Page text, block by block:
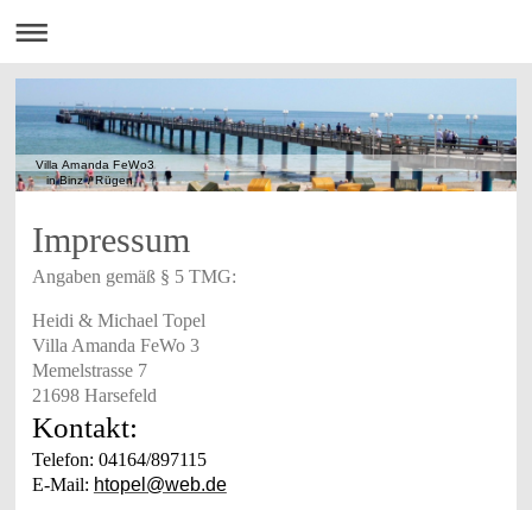
Villa Amanda FeWo3
in Binz / Rügen
Impressum
Angaben gemäß § 5 TMG:
Heidi & Michael Topel
Villa Amanda FeWo 3
Memelstrasse 7
21698 Harsefeld
Kontakt:
Telefon: 04164/897115
E-Mail: htopel@web.de